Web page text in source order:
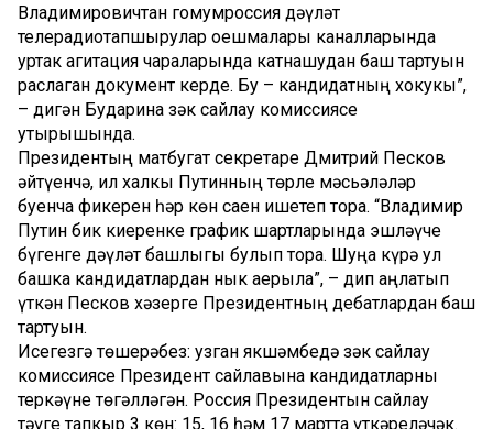
Владимировичтан гомумроссия дәүләт
телерадиотапшырулар оешмалары каналларында
уртак агитация чараларында катнашудан баш тартуын
раслаган документ керде. Бу – кандидатның хокукы”,
– дигән Бударина Үзәк сайлау комиссиясе
утырышында.
Президентың матбугат секретаре Дмитрий Песков
әйтүенчә, ил халкы Путинның төрле мәсьәләләр
буенча фикерен һәр көн саен ишетеп тора. “Владимир
Путин бик киеренке график шартларында эшләүче
бүгенге дәүләт башлыгы булып тора. Шуңа күрә ул
башка кандидатлардан нык аерыла”, – дип аңлатып
үткән Песков хәзерге Президентның дебатлардан баш
тартуын.
Исегезгә төшерәбез: узган якшәмбедә Үзәк сайлау
комиссиясе Президент сайлавына кандидатларны
теркәүне төгәлләгән. Россия Президентын сайлау
тәүге тапкыр 3 көн: 15, 16 һәм 17 мартта үткәреләчәк.